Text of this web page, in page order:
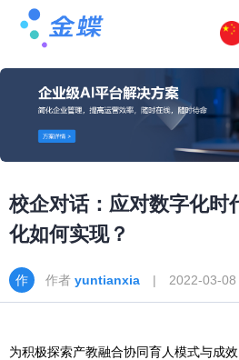
校企对话：应对数字化时
化如何实现？
作者 yuntianxia | 2022-03-08
为积极探索产教融合协同育人模式与成